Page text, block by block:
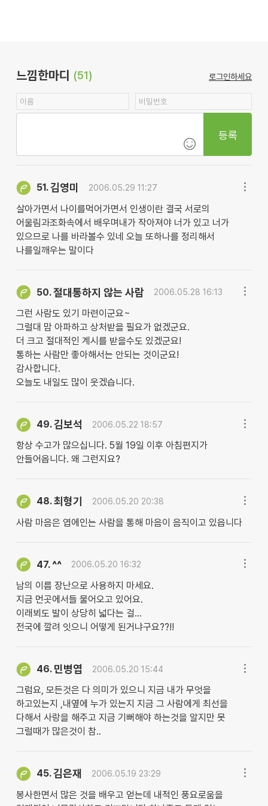
느낌한마디 (51) 로그인하세요
등록
51.김영미 2006.05.29 11:27
살아가면서 나이를먹어가면서 인생이란 결국 서로의
어울림과조화속에서 배우며내가 작아져야 너가 있고 너가
있으므로 나를 바라볼수 있네 오늘 또하나를 정리해서
나를일깨우는 말이다
50.절대통하지 않는 사람 2006.05.28 16:13
그런 사람도 있기 마련이군요~
그럴대 맘 아파하고 상처받을 필요가 없겠군요.
더 크고 절대적인 계시를 받을수도 있겠군요!
통하는 사람만 좋아해서는 안되는 것이군요!
감사합니다.
오늘도 내일도 많이 웃겠습니다.
49.김보석 2006.05.22 18:57
항상 수고가 많으십니다. 5월 19일 이후 아침편지가
안들어옵니다. 왜 그런지요?
48.최형기 2006.05.20 20:38
사람 마음은 엽에인는 사람을 통해 마음이 음직이고 있읍니다
47.^^ 2006.05.20 16:32
남의 이름 장난으로 사용하지 마세요.
지금 먼곳에서들 물어오고 있어요.
이래뵈도 발이 상당히 넓다는 걸...
전국에 깔려 잇으니 어떻게 된거냐구요??!!
46. 민병엽 2006.05.20 15:44
그럼요, 모든것은 다 의미가 있으니 지금 내가 무엇을
하고있는지 ,내옆에 누가 있는지 지금 그 사람에게 최선을
다해서 사랑을 해주고 지금 기뻐해야 하는것을 알지만 못
그럴때가 많은것이 참..
45.김은재 2006.05.19 23:29
봉사한면서 많은 것을 배우고 얻는데 내적인 풍요로움을